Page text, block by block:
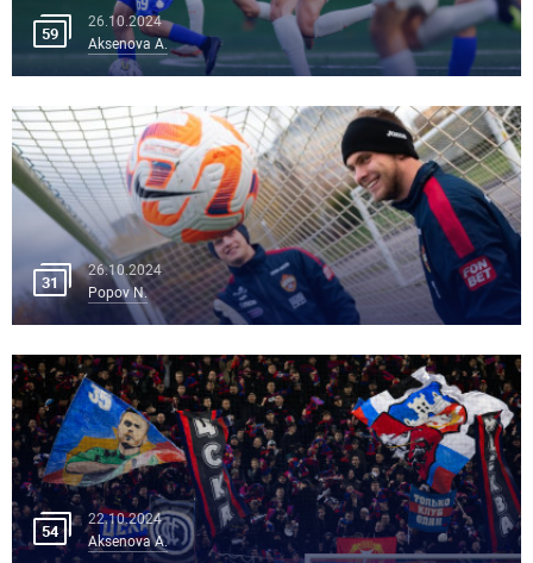
59
26.10.2024
Aksenova A.
31
26.10.2024
Popov N.
54
22.10.2024
Aksenova A.